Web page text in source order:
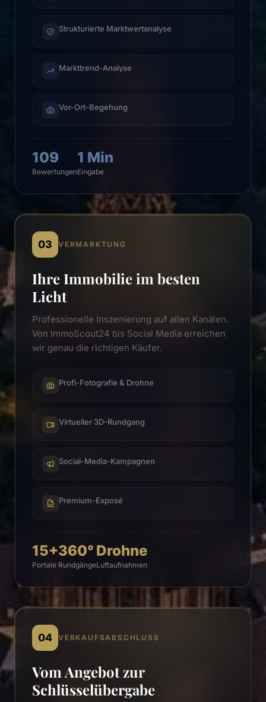
Strukturierte Marktwertanalyse
Markttrend-Analyse
Vor-Ort-Begehung
109
Bewertungen
1 Min
Eingabe
03 VERMARKTUNG
Ihre Immobilie im besten
Licht
Professionelle Inszenierung auf allen Kanälen.
Von ImmoScout24 bis Social Media erreichen
wir genau die richtigen Käufer.
Profi-Fotografie & Drohne
Virtueller 3D-Rundgang
Social-Media-Kampagnen
Premium-Exposé
15+
Portale
360°
Rundgänge
Drohne
Luftaufnahmen
04 VERKAUFSABSCHLUSS
Vom Angebot zur
Schlüsselübergabe